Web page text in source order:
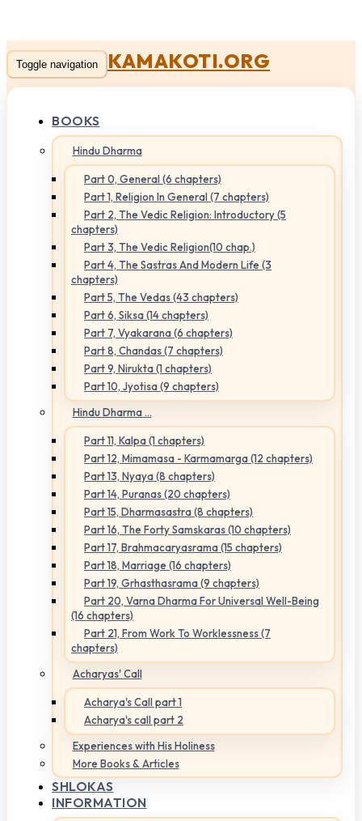
Toggle navigation KAMAKOTI.ORG
BOOKS
Hindu Dharma
Part 0, General (6 chapters)
Part 1, Religion In General (7 chapters)
Part 2, The Vedic Religion: Introductory (5
chapters)
Part 3, The Vedic Religion(10 chap.)
Part 4, The Sastras And Modern Life (3
chapters)
Part 5, The Vedas (43 chapters)
Part 6, Siksa (14 chapters)
Part 7, Vyakarana (6 chapters)
Part 8, Chandas (7 chapters)
Part 9, Nirukta (1 chapters)
Part 10, Jyotisa (9 chapters)
Hindu Dharma ...
Part 11, Kalpa (1 chapters)
Part 12, Mimamasa - Karmamarga (12 chapters)
Part 13, Nyaya (8 chapters)
Part 14, Puranas (20 chapters)
Part 15, Dharmasastra (8 chapters)
Part 16, The Forty Samskaras (10 chapters)
Part 17, Brahmacaryasrama (15 chapters)
Part 18, Marriage (16 chapters)
Part 19, Grhasthasrama (9 chapters)
Part 20, Varna Dharma For Universal Well-Being
(16 chapters)
Part 21, From Work To Worklessness (7
chapters)
Acharyas' Call
Acharya's Call part 1
Acharya's call part 2
Experiences with His Holiness
More Books & Articles
SHLOKAS
INFORMATION